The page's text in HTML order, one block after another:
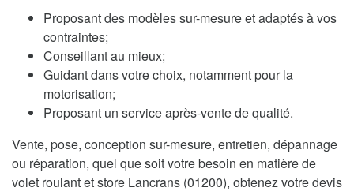
Proposant des modèles sur-mesure et adaptés à vos
contraintes;
Conseillant au mieux;
Guidant dans votre choix, notamment pour la
motorisation;
Proposant un service après-vente de qualité.
Vente, pose, conception sur-mesure, entretien, dépannage
ou réparation, quel que soit votre besoin en matière de
volet roulant et store Lancrans (01200), obtenez votre devis